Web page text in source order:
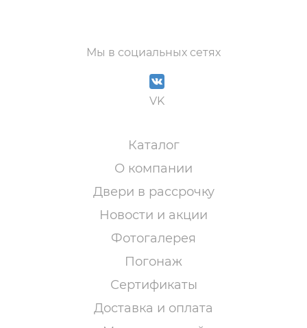
Мы в социальных сетях
VK
Каталог
О компании
Двери в рассрочку
Новости и акции
Фотогалерея
Погонаж
Сертификаты
Доставка и оплата